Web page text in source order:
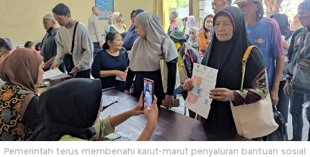
Pemerintah terus membenahi karut-marut penyaluran bantuan sosial